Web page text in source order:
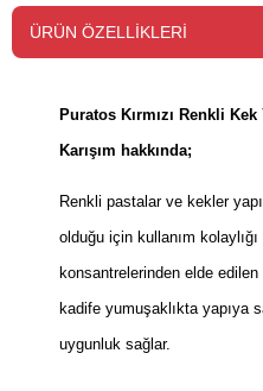
ÜRÜN ÖZELLIKLERI
Puratos Kırmızı Renkli
Karışım hakkında;
Renkli pastalar ve kekler
olduğu için kullanım
konsantrelerinden elde
kadife yumuşaklıkta yapıya
uygunluk sağlar.